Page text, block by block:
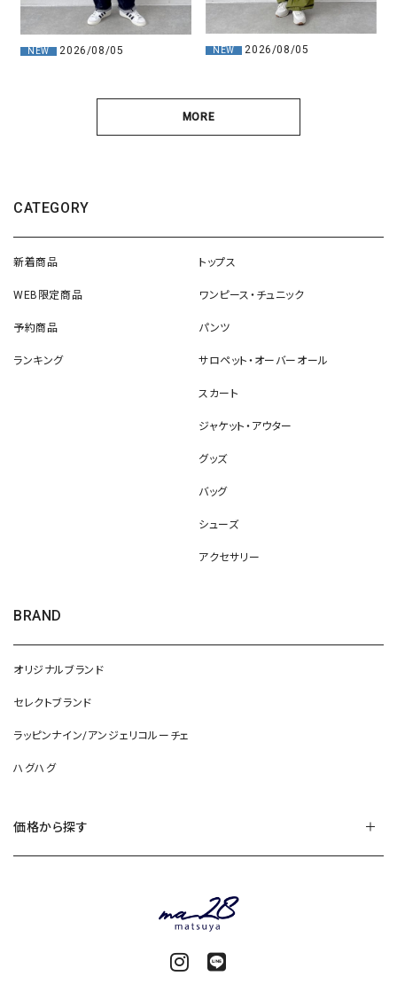
NEW 2026/08/05 NEW 2026/08/05
MORE
CATEGORY
新着商品
WEB限定商品
予約商品
ランキング
トップス
ワンピース・チュニック
パンツ
サロペット・オーバーオール
スカート
ジャケット・アウター
グッズ
バッグ
シューズ
アクセサリー
BRAND
オリジナルブランド
セレクトブランド
ラッピンナイン/アンジェリコルーチェ
ハグハグ
価格から探す